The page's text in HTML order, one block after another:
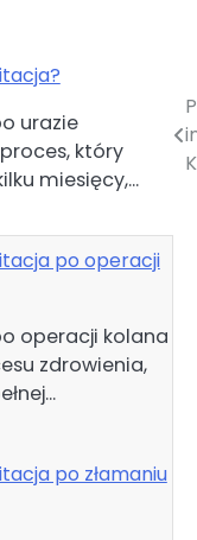
urazie
który
miesięcy,…
po operacji
operacji kolana
zdrowienia,
po złamaniu